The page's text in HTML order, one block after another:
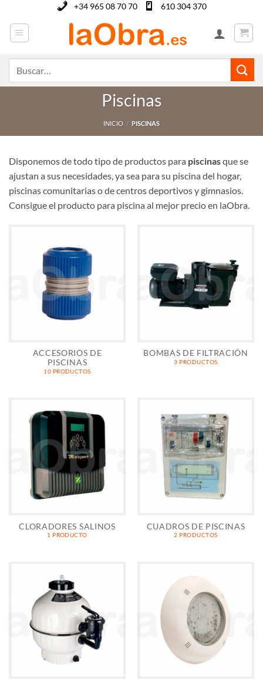
contenido
+34 965 08 70 70 610 304 370
Piscinas
INICIO / PISCINAS
Disponemos de todo tipo de productos para piscinasque se
ajustan a sus necesidades, ya sea para su piscina del hogar,
piscinas comunitarias o de centros deportivos y gimnasios.
Consigue el producto para piscina al mejor precio en laObra.
ACCESORIOS DE
PISCINAS
10 PRODUCTOS
BOMBAS DE FILTRACIÓN
3 PRODUCTOS
CLORADORES SALINOS
1 PRODUCTO
CUADROS DE PISCINAS
2 PRODUCTOS